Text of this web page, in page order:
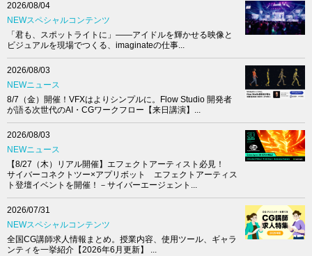
2026/08/04
NEWスペシャルコンテンツ
「君も、スポットライトに」――アイドルを輝かせる映像と
ビジュアルを現場でつくる、imaginateの仕事...
2026/08/03
NEWニュース
8/7（金）開催！VFXはよりシンプルに。Flow Studio 開発者
が語る次世代のAI・CGワークフロー【来日講演】...
2026/08/03
NEWニュース
【8/27（木）リアル開催】エフェクトアーティスト必見！
サイバーコネクトツー×アプリボット エフェクトアーティス
ト登壇イベントを開催！－サイバーエージェント...
2026/07/31
NEWスペシャルコンテンツ
全国CG講師求人情報まとめ。授業内容、使用ツール、ギャラ
ンティを一挙紹介【2026年6月更新】 ...